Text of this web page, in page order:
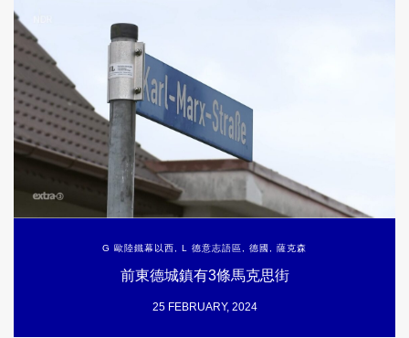
G 歐陸鐵幕以西 L 德意志語區 德國 薩克森
前東德城鎮有3條馬克思街
25 FEBRUARY, 2024